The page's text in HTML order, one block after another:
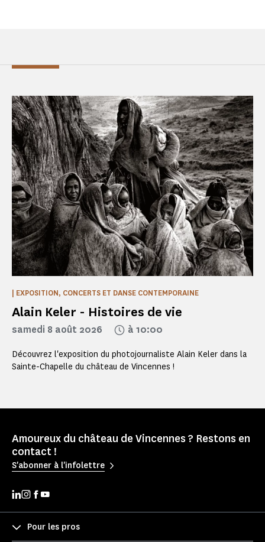
Alain Keler - Histoires de vie
| EXPOSITION, CONCERTS ET DANSE CONTEMPORAINE
samedi 8 août 2026 à 10:00
Découvrez l'exposition du photojournaliste Alain Keler dans la
Sainte-Chapelle du château de Vincennes !
Amoureux du château de Vincennes ? Restons en
contact !
S'abonner à l'infolettre
Pour les pros